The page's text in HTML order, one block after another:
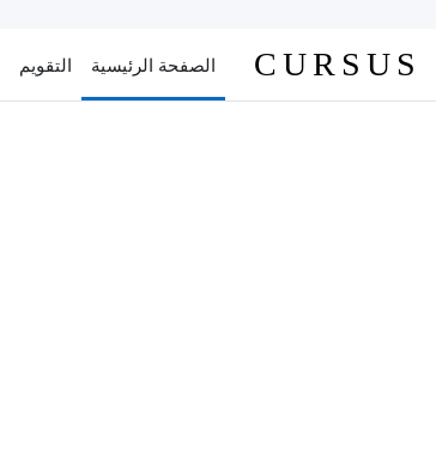
CURSUS الصفحة الرئيسية التقويم